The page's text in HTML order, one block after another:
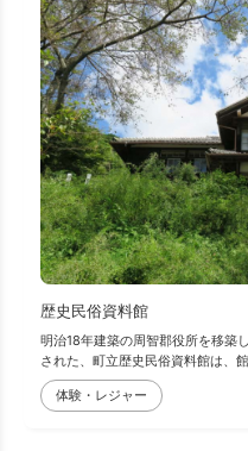
歴史民俗資料館
明治18年建築の周智郡役所を移築
された、町立歴史民俗資料館は、
体験・レジャー